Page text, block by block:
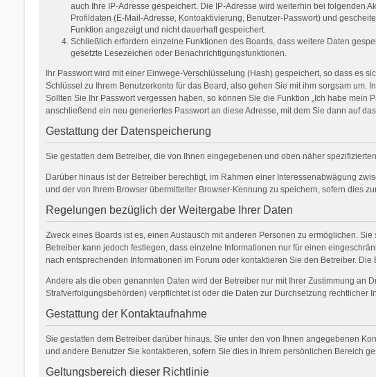
auch Ihre IP-Adresse gespeichert. Die IP-Adresse wird weiterhin bei folgenden
Profildaten (E-Mail-Adresse, Kontoaktivierung, Benutzer-Passwort) und
Funktion angezeigt und nicht dauerhaft gespeichert.
Schließlich erfordern einzelne Funktionen des Boards, dass weitere Daten
gesetzte Lesezeichen oder Benachrichtigungsfunktionen.
Ihr Passwort wird mit einer Einwege-Verschlüsselung (Hash) gespeichert, so dass es
Schlüssel zu Ihrem Benutzerkonto für das Board, also gehen Sie mit ihm sorgsam um.
Sollten Sie Ihr Passwort vergessen haben, so können Sie die Funktion „Ich habe
anschließend ein neu generiertes Passwort an diese Adresse, mit dem Sie dann auf
Gestattung der Datenspeicherung
Sie gestatten dem Betreiber, die von Ihnen eingegebenen und oben näher
Darüber hinaus ist der Betreiber berechtigt, im Rahmen einer Interessenabwägung
und der von Ihrem Browser übermittelter Browser-Kennung zu speichern, sofern dies
Regelungen bezüglich der Weitergabe Ihrer Daten
Zweck eines Boards ist es, einen Austausch mit anderen Personen zu ermöglichen.
Betreiber kann jedoch festlegen, dass einzelne Informationen nur für einen
nach entsprechenden Informationen im Forum oder kontaktieren Sie den Betreiber.
Andere als die oben genannten Daten wird der Betreiber nur mit Ihrer Zustimmung an
Strafverfolgungsbehörden) verpflichtet ist oder die Daten zur Durchsetzung rechtlicher
Gestattung der Kontaktaufnahme
Sie gestatten dem Betreiber darüber hinaus, Sie unter den von Ihnen angegebenen
und andere Benutzer Sie kontaktieren, sofern Sie dies in Ihrem persönlichen Bereich
Geltungsbereich dieser Richtlinie